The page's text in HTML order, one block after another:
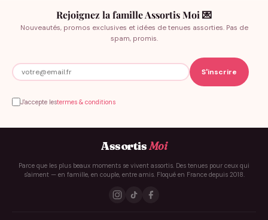
Rejoignez la famille Assortis Moi 💌
Nouveautés, promos exclusives et idées de tenues assorties. Pas de
spam, promis.
J'accepte lestermes & conditions
AssortisMoi
Parce que les plus beaux moments se vivent assortis. Des tenues pour ceux qui
s'aiment — en famille, en couple, entre amis. Floqué en France depuis 2018.